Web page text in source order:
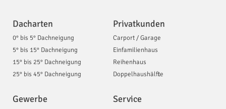
Dacharten
0° bis 5° Dachneigung
5° bis 15° Dachneigung
15° bis 25° Dachneigung
25° bis 45° Dachneigung
Privatkunden
Carport / Garage
Einfamilienhaus
Reihenhaus
Doppelhaushälfte
Gewerbe Service